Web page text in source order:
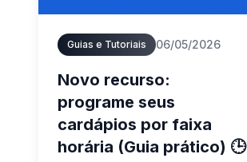
Guias e Tutoriais 06/05/2026
Novo recurso:
programe seus
cardápios por faixa
horária (Guia prático) 🕒